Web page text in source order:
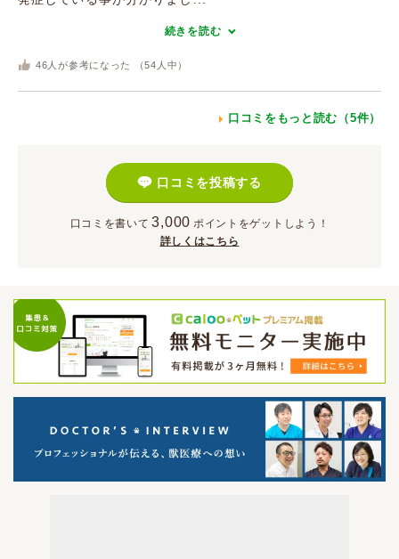
続きを読む
46 人が参考になった （54 人中）
口コミをもっと読む（5件）
口コミを投稿する
口コミを書いて 3,000 ポイント をゲットしよう！
詳しくはこちら